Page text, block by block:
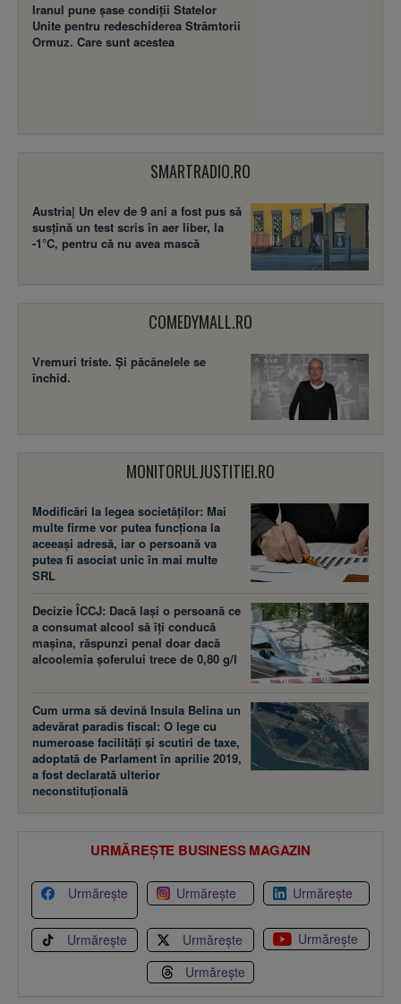
Iranul pune șase condiții Statelor
Unite pentru redeschiderea Strâmtorii
Ormuz. Care sunt acestea
Austria| Un elev de 9 ani a fost pus să
Vremuri triste. Şi păcănelele se
Modificări la legea societăţilor: Mai
putea fi asociat unic în mai multe
SRL
Decizie ÎCCJ: Dacă laşi o persoană ce
a consumat alcool să îţi conducă
maşina, răspunzi penal doar dacă
alcoolemia şoferului trece de 0,80 g/l
Cum urma să devină Insula Belina un
adoptată de Parlament în aprilie 2019,
a fost declarată ulterior
neconstituţională
Urmărește Urmărește Urmărește
Urmărește Urmărește
Urmărește
Urmărește